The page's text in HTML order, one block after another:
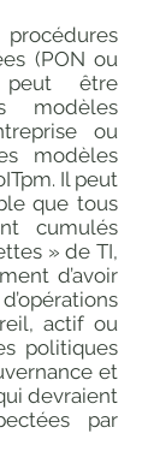
(PON ou
être
modèles
ou
modèles
Il peut
que tous
cumulés
» de TI,
d’avoir
actif ou
politiques
et
devraient
par